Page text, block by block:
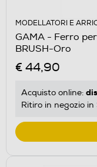
MODELLATORI E
GAMA - Ferro per
BRUSH-Oro
€ 44,90
Acquisto online:
Ritiro in negozio